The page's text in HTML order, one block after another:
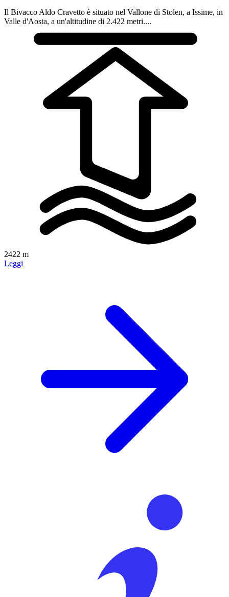
Il Bivacco Aldo Cravetto è situato nel Vallone di Stolen, a Issime, in
Valle d'Aosta, a un'altitudine di 2.422 metri....
2422 m
Leggi